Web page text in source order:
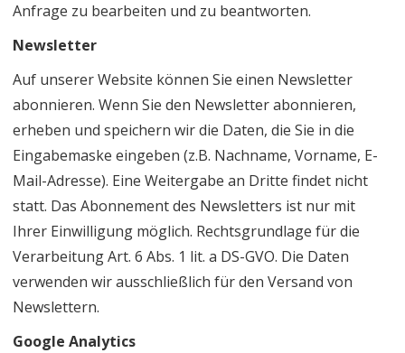
Anfrage zu bearbeiten und zu beantworten.
Newsletter
Auf unserer Website können Sie einen Newsletter
abonnieren. Wenn Sie den Newsletter abonnieren,
erheben und speichern wir die Daten, die Sie in die
Eingabemaske eingeben (z.B. Nachname, Vorname, E-
Mail-Adresse). Eine Weitergabe an Dritte findet nicht
statt. Das Abonnement des Newsletters ist nur mit
Ihrer Einwilligung möglich. Rechtsgrundlage für die
Verarbeitung Art. 6 Abs. 1 lit. a DS-GVO. Die Daten
verwenden wir ausschließlich für den Versand von
Newslettern.
Google Analytics